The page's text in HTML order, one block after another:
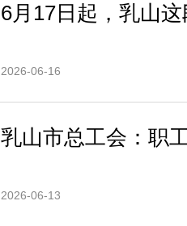
6月17日起，乳山
2026-06-16
乳山市总工会：职
2026-06-13